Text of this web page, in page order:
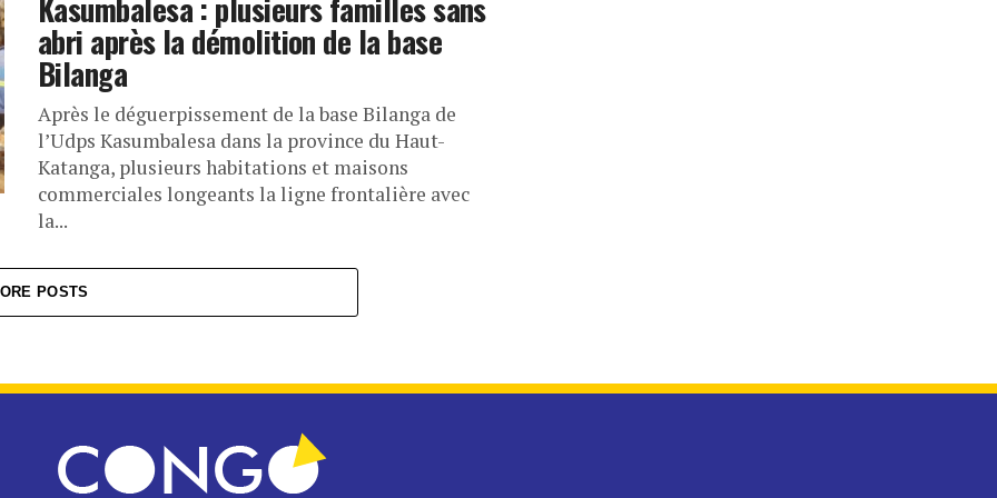
Kasumbalesa : plusieurs familles sans
abri après la démolition de la base
Bilanga
Après le déguerpissement de la base Bilanga de
l’Udps Kasumbalesa dans la province du Haut-
Katanga, plusieurs habitations et maisons
commerciales longeants la ligne frontalière avec
la...
POSTS